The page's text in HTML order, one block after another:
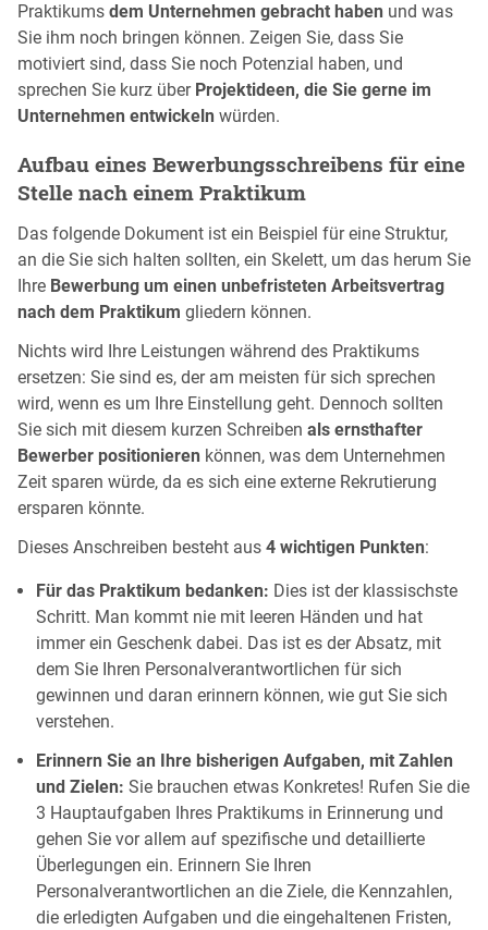
Praktikums dem Unternehmen gebracht haben und was
Sie ihm noch bringen können. Zeigen Sie, dass Sie
motiviert sind, dass Sie noch Potenzial haben, und
sprechen Sie kurz über Projektideen, die Sie gerne im
Unternehmen entwickeln würden.
Aufbau eines Bewerbungsschreibens für eine
Stelle nach einem Praktikum
Das folgende Dokument ist ein Beispiel für eine Struktur,
an die Sie sich halten sollten, ein Skelett, um das herum Sie
Ihre Bewerbung um einen unbefristeten Arbeitsvertrag
nach dem Praktikum gliedern können.
Nichts wird Ihre Leistungen während des Praktikums
ersetzen: Sie sind es, der am meisten für sich sprechen
wird, wenn es um Ihre Einstellung geht. Dennoch sollten
Sie sich mit diesem kurzen Schreiben als ernsthafter
Bewerber positionieren können, was dem Unternehmen
Zeit sparen würde, da es sich eine externe Rekrutierung
ersparen könnte.
Dieses Anschreiben besteht aus 4 wichtigen Punkten:
Für das Praktikum bedanken: Dies ist der klassischste
Schritt. Man kommt nie mit leeren Händen und hat
immer ein Geschenk dabei. Das ist es der Absatz, mit
dem Sie Ihren Personalverantwortlichen für sich
gewinnen und daran erinnern können, wie gut Sie sich
verstehen.
Erinnern Sie an Ihre bisherigen Aufgaben, mit Zahlen
und Zielen: Sie brauchen etwas Konkretes! Rufen Sie die
3 Hauptaufgaben Ihres Praktikums in Erinnerung und
gehen Sie vor allem auf spezifische und detaillierte
Überlegungen ein. Erinnern Sie Ihren
Personalverantwortlichen an die Ziele, die Kennzahlen,
die erledigten Aufgaben und die eingehaltenen Fristen,